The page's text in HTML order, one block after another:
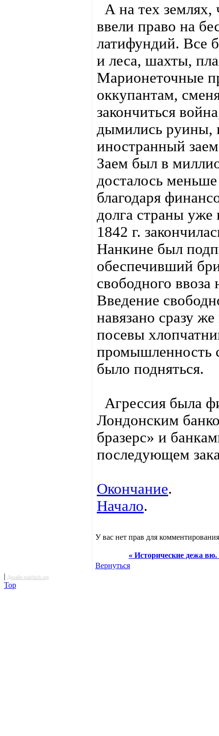
А на тех землях,
ввели право на
латифундий. Все
и леса, шахты,
Марионеточные
оккупантам,
закончиться
дымились руины,
иностранный
Заем был в
досталось
благодаря
долга страны уже
1842 г.
Нанкине был
обеспечивший
свободного
Введение
навязано сразу
посевы
промышленность
было подняться.
Агрессия была
Лондонским
бразерс» и
последующем
Окончание.
Начало.
У вас нет прав для
« Исторические дежа
Вернуться
| Дизайн malchish.org
Top